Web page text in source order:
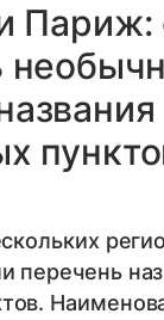
Париж:
перечень